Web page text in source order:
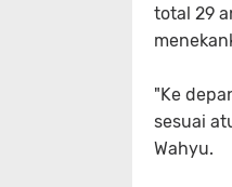
total 29
"Ke
sesuai
Wahyu.